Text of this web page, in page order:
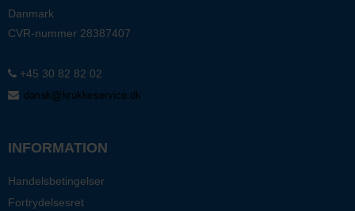
Danmark
CVR-nummer 28387407
+45 30 82 82 02
INFORMATION
Handelsbetingelser
Fortrydelsesret